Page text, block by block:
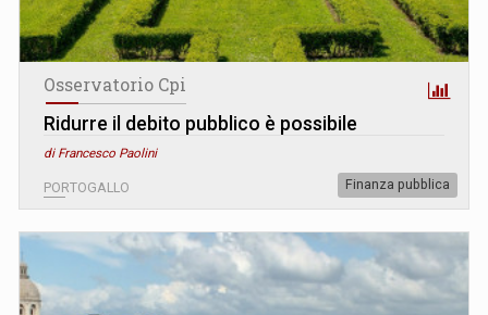
Osservatorio Cpi
Ridurre il debito pubblico è possibile
di Francesco Paolini
PORTOGALLO Finanza pubblica